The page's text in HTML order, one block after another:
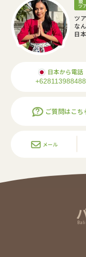
現
ツ
ツ
な
日
日本から電話
+628113988488
ご質問はこち
メール